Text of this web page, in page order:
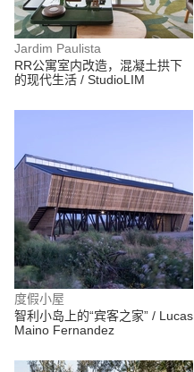
Jardim Paulista
RR公寓室内改造，混凝土拱下
的现代生活 / StudioLIM
度假小屋
智利小岛上的“宾客之家” / Lucas
Maino Fernandez